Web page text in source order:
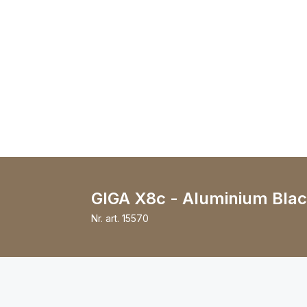
GIGA X8c - Aluminium
Nr. art. 15570